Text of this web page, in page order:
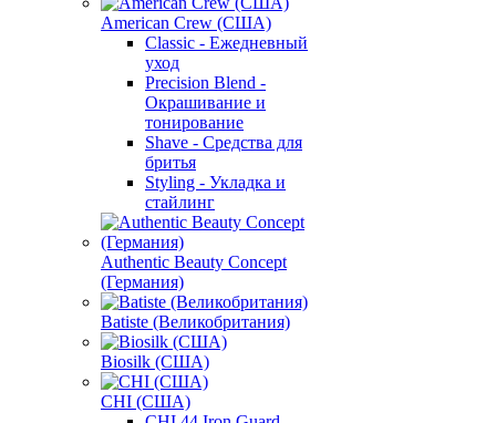
American Crew (США)
Classic - Ежедневный
уход
Precision Blend -
Окрашивание и
тонирование
Shave - Средства для
бритья
Styling - Укладка и
стайлинг
Authentic Beauty Concept
(Германия)
Batiste (Великобритания)
Biosilk (США)
CHI (США)